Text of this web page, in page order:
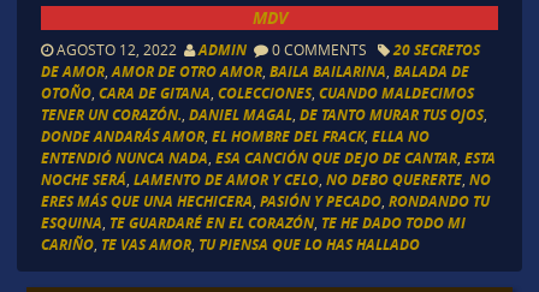
MDV
AGOSTO 12, 2022 ADMIN 0 COMMENTS
20 SECRETOS
DE AMOR, AMOR DE OTRO AMOR, BAILA BAILARINA BALADA DE
OTOÑO, CARA DE GITANA COLECCIONES, CUANDO MALDECIMOS
TENER UN CORAZÓN. DANIEL MAGAL, DE TANTO MURAR TUS OJOS,
DONDE ANDARÁS AMOR, EL HOMBRE DEL FRACK, ELLA NO
ENTENDIÓ NUNCA NADA ESA CANCIÓN QUE DEJO DE CANTAR, ESTA
NOCHE SERÁ LAMENTO DE AMOR Y CELO, NO DEBO QUERERTE, NO
ERES MÁS QUE UNA HECHICERA PASIÓN Y PECADO, RONDANDO TU
ESQUINA TE GUARDARÉ EN EL CORAZÓN, TE HE DADO TODO MI
CARIÑO, TE VAS AMOR, TU PIENSA QUE LO HAS HALLADO